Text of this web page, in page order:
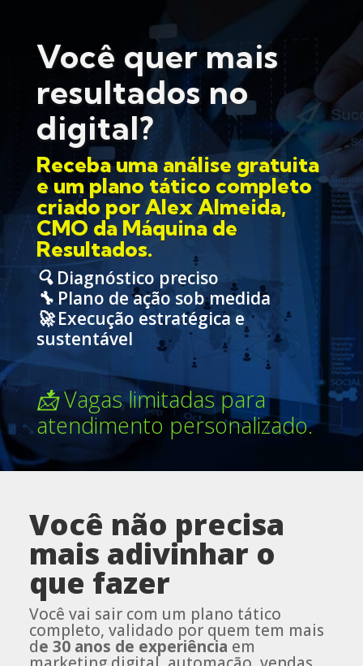
Você quer mais
resultados no
digital?
Receba uma análise gratuita
e um plano tático completo
criado por Alex Almeida,
CMO da Máquina de
Resultados.
🔍 Diagnóstico preciso
🔧 Plano de ação sob medida
🚀 Execução estratégica e
sustentável
📩 Vagas limitadas para
atendimento personalizado.
Você não precisa
mais adivinhar o
que fazer
Você vai sair com um plano tático
completo, validado por quem tem mais
de 30 anos de experiência em